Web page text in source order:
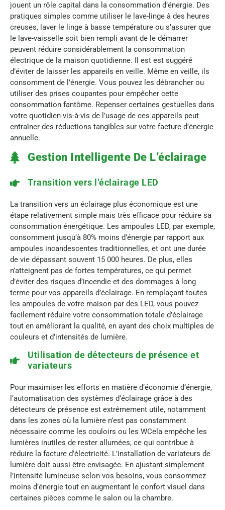
jouent un rôle capital dans la consommation d’énergie. Des
pratiques simples comme utiliser le lave-linge à des heures
creuses, laver le linge à basse température ou s’assurer que
le lave-vaisselle soit bien rempli avant de le démarrer
peuvent réduire considérablement la consommation
électrique de la maison quotidienne. Il est est suggéré
d’éviter de laisser les appareils en veille. Même en veille, ils
consomment de l’énergie. Vous pouvez les débrancher ou
utiliser des prises coupantes pour empêcher cette
consommation fantôme. Repenser certaines gestuelles dans
votre quotidien vis-à-vis de l’usage de ces appareils peut
entraîner des réductions tangibles sur votre facture d’énergie
annuelle.
Gestion Intelligente De L’éclairage
Transition vers l’éclairage LED
La transition vers un éclairage plus économique est une
étape relativement simple mais très efficace pour réduire sa
consommation énergétique. Les ampoules LED, par exemple,
consomment jusqu’à 80% moins d’énergie par rapport aux
ampoules incandescentes traditionnelles, et ont une durée
de vie dépassant souvent 15 000 heures. De plus, elles
n’atteignent pas de fortes températures, ce qui permet
d’éviter des risques d’incendie et des dommages à long
terme pour vos appareils d’éclairage. En remplaçant toutes
les ampoules de votre maison par des LED, vous pouvez
facilement réduire votre consommation totale d’éclairage
tout en améliorant la qualité, en ayant des choix multiples de
couleurs et d’intensités de lumière.
Utilisation de détecteurs de présence et
variateurs
Pour maximiser les efforts en matière d’économie d’énergie,
l’automatisation des systèmes d’éclairage grâce à des
détecteurs de présence est extrêmement utile, notamment
dans les zones où la lumière n’est pas constamment
nécessaire comme les couloirs ou les WCela empêche les
lumières inutiles de rester allumées, ce qui contribue à
réduire la facture d’électricité. L’installation de variateurs de
lumière doit aussi être envisagée. En ajustant simplement
l’intensité lumineuse selon vos besoins, vous consommez
moins d’énergie tout en augmentant le confort visuel dans
certaines pièces comme le salon ou la chambre.